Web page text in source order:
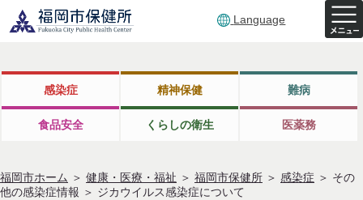
Language
感染症 精神保健 難病
食品安全 くらしの衛生 医薬務
福岡市ホーム ＞ 健康・医療・福祉 ＞ 福岡市保健所 ＞ 感染症 ＞ その
他の感染症情報 ＞ ジカウイルス感染症について